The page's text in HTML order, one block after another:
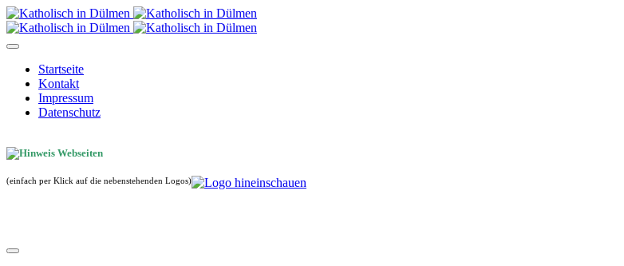
Startseite
Kontakt
Impressum
Datenschutz
(einfach per Klick auf die nebenstehenden Logos)